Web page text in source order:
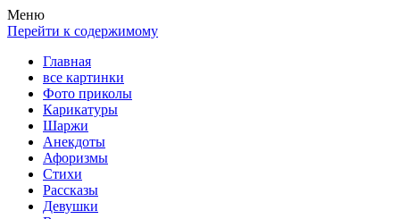
Весела хата — прикольные картинки, смешные истории,
клипы!
Покажем всем ваши фото приколы, карикатуры, шаржи, стихи,
рассказы, видео и песни!
Меню
Перейти к содержимому
Главная
все картинки
Фото приколы
Карикатуры
Шаржи
Анекдоты
Афоризмы
Стихи
Рассказы
Девушки